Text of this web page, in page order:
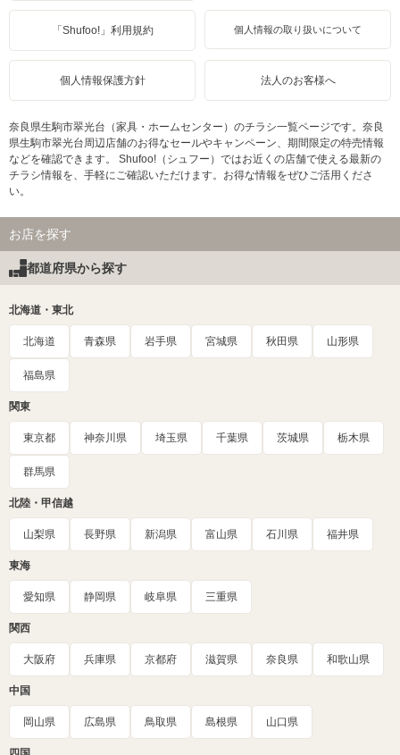
「Shufoo!」利用規約 個人情報の取り扱いについて
個人情報保護方針 法人のお客様へ
奈良県生駒市翠光台（家具・ホームセンター）のチラシ一覧ページです。奈良
県生駒市翠光台周辺店舗のお得なセールやキャンペーン、期間限定の特売情報
などを確認できます。 Shufoo!（シュフー）ではお近くの店舗で使える最新の
チラシ情報を、手軽にご確認いただけます。お得な情報をぜひご活用くださ
い。
お店を探す
都道府県から探す
北海道・東北
北海道 青森県 岩手県 宮城県 秋田県 山形県
福島県
関東
東京都 神奈川県 埼玉県 千葉県 茨城県 栃木県
群馬県
北陸・甲信越
山梨県 長野県 新潟県 富山県 石川県 福井県
東海
愛知県 静岡県 岐阜県 三重県
関西
大阪府 兵庫県 京都府 滋賀県 奈良県 和歌山県
中国
岡山県 広島県 鳥取県 島根県 山口県